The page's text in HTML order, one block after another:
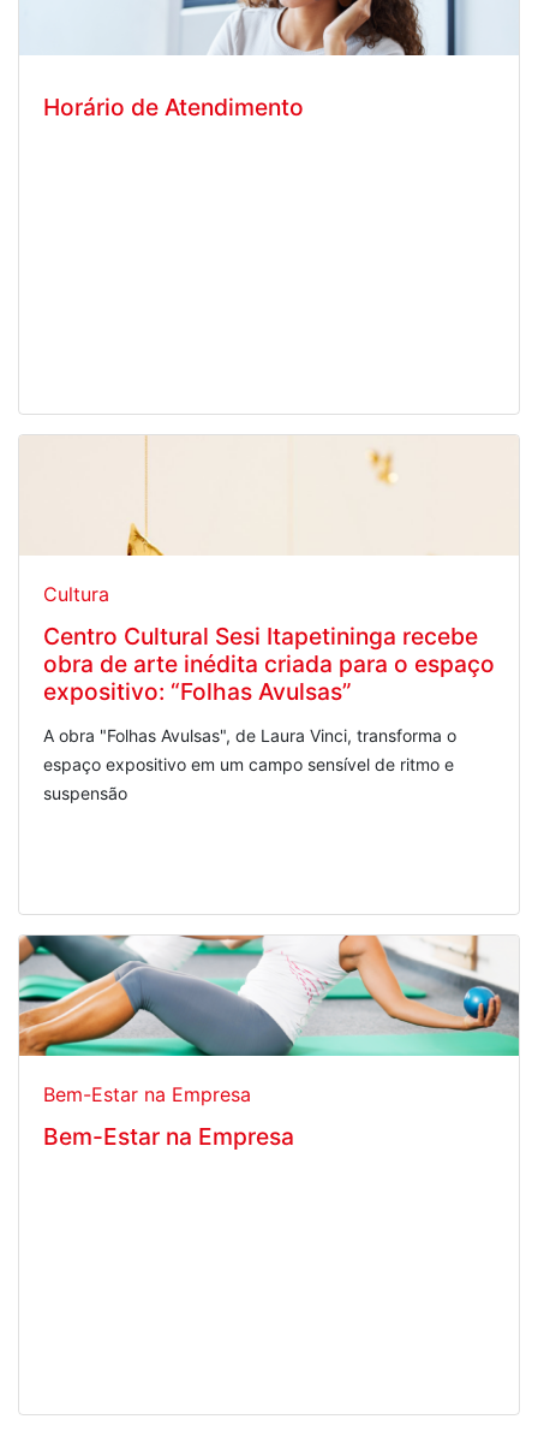
Horário de Atendimento
Cultura
Centro Cultural Sesi Itapetininga recebe
obra de arte inédita criada para o espaço
expositivo: “Folhas Avulsas”
A obra "Folhas Avulsas", de Laura Vinci, transforma o
espaço expositivo em um campo sensível de ritmo e
suspensão
Bem-Estar na Empresa
Bem-Estar na Empresa